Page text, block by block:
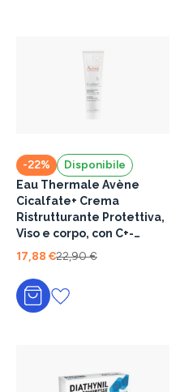
-22% Disponibile
Eau Thermale Avène
Cicalfate+ Crema
Ristrutturante Protettiva,
Viso e corpo, con C+-
Restore e Zinco, Pelle
fragilizzata, per tutta la
famiglia, 100ml
17,88 €22,90 €
Aggiungi al carrello